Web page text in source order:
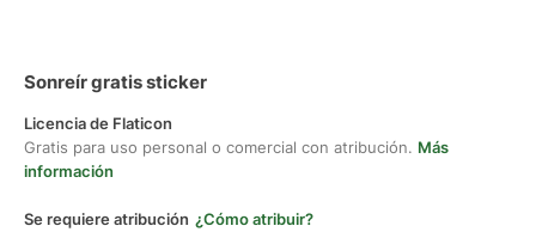
Sonreír gratis sticker
Licencia de Flaticon
Gratis para uso personal o comercial con atribución. Más
información
Se requiere atribución ¿Cómo atribuir?